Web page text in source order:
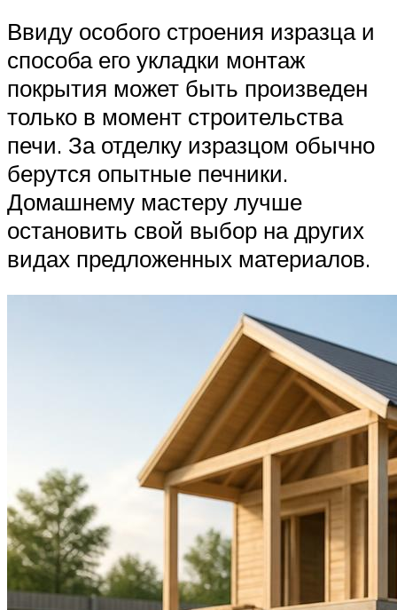
Ввиду особого строения изразца и
способа его укладки монтаж
покрытия может быть произведен
только в момент строительства
печи. За отделку изразцом обычно
берутся опытные печники.
Домашнему мастеру лучше
остановить свой выбор на других
видах предложенных материалов.